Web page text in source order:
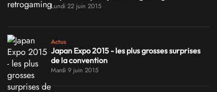
Lundi 22 juin 2015
Actus
Japan Expo 2015 - les plus grosses surprises
de la convention
Mardi 9 juin 2015